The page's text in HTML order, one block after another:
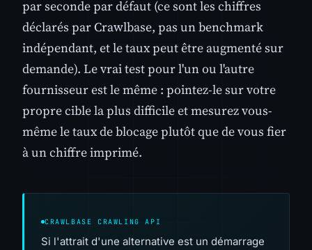
par seconde par défaut (ce sont les chiffres
déclarés par Crawlbase, pas un benchmark
indépendant, et le taux peut être augmenté sur
demande). Le vrai test pour l'un ou l'autre
fournisseur est le même : pointez-le sur votre
propre cible la plus difficile et mesurez vous-
même le taux de blocage plutôt que de vous fier
à un chiffre imprimé.
CRAWLBASE CRAWLING API
Si l'attrait d'une alternative est un démarrage